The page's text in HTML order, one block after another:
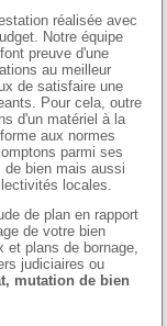
réalisée avec
Notre équipe
preuve d'une
au meilleur
de satisfaire une
Pour cela, outre
d'un matériel à la
aux normes
parmi ses
bien mais aussi
locales.
de plan en rapport
de votre bien
et plans de bornage,
judiciaires ou
mutation de bien